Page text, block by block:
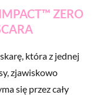
ZERO
która z jednej
zjawiskowo
się przez cały